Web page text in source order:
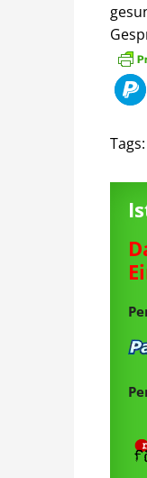
Tags: